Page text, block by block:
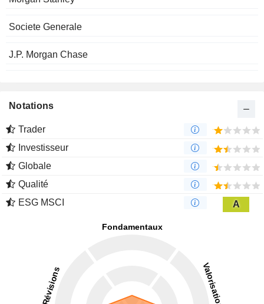
Societe Generale
J.P. Morgan Chase
Notations
Trader
Investisseur
Globale
Qualité
ESG MSCI
A